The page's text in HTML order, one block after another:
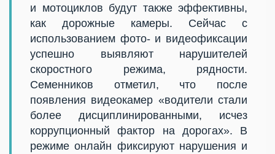
и мотоциклов будут также эффективны,
как дорожные камеры. Сейчас с
использованием фото- и видеофиксации
успешно выявляют нарушителей
скоростного режима, рядности.
Семенников отметил, что после
появления видеокамер «водители стали
более дисциплинированными, исчез
коррупционный фактор на дорогах». В
режиме онлайн фиксируют нарушения и